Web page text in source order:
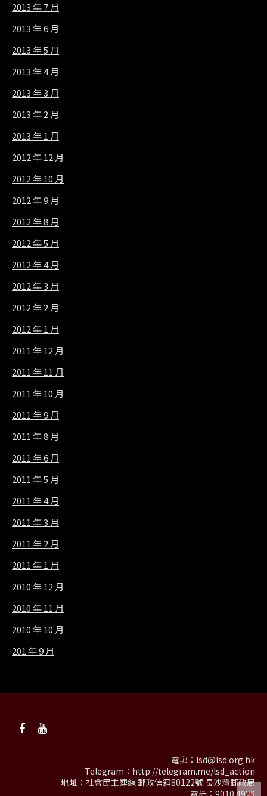
2013 年 7 月
2013 年 6 月
2013 年 5 月
2013 年 4 月
2013 年 3 月
2013 年 2 月
2013 年 1 月
2012 年 12 月
2012 年 10 月
2012 年 9 月
2012 年 8 月
2012 年 5 月
2012 年 4 月
2012 年 3 月
2012 年 2 月
2012 年 1 月
2011 年 12 月
2011 年 11 月
2011 年 10 月
2011 年 9 月
2011 年 8 月
2011 年 6 月
2011 年 5 月
2011 年 4 月
2011 年 3 月
2011 年 2 月
2011 年 1 月
2010 年 12 月
2010 年 11 月
2010 年 10 月
201 年 9 月
電郵： lsd@lsd.org.hk
Telegram： http://telegram.me/lsd_action
地址：社會民主連線 郵政信箱80122號 長沙灣郵政局